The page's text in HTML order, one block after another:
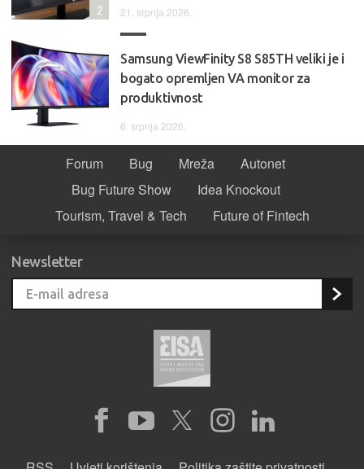
21. srpnja 2026.
2
Samsung ViewFinity S8 S85TH veliki je i
bogato opremljen VA monitor za
produktivnost
6. srpnja 2026.
Forum Bug Mreža
Autonet
Bug Future Show
Idea Knockout
Tourism, Travel & Tech
Future of Fintech
Newsletter